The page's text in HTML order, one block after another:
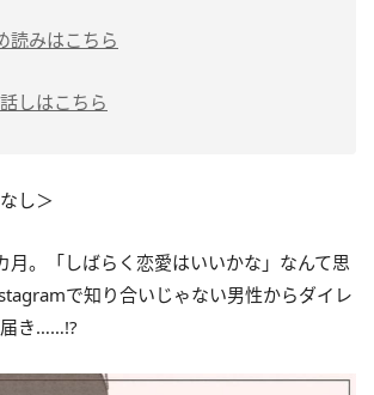
読みはこちら
しはこちら
し＞
月。「しばらく恋愛はいいかな」なんて思
で知り合いじゃない男性からダイレ
き……!?